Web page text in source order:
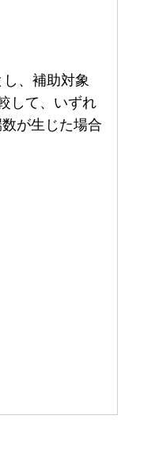
し、補助対象
して、いずれ
が生じた場合